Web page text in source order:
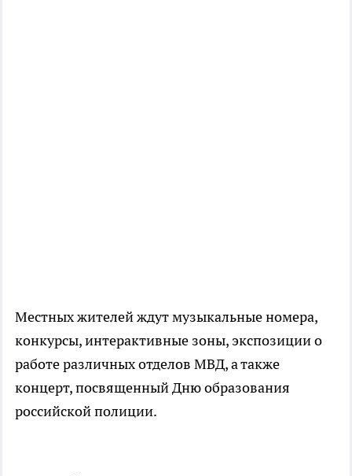
Местных жителей ждут музыкальные номера,
конкурсы, интерактивные зоны, экспозиции о
работе различных отделов МВД, а также
концерт, посвященный Дню образования
российской полиции.